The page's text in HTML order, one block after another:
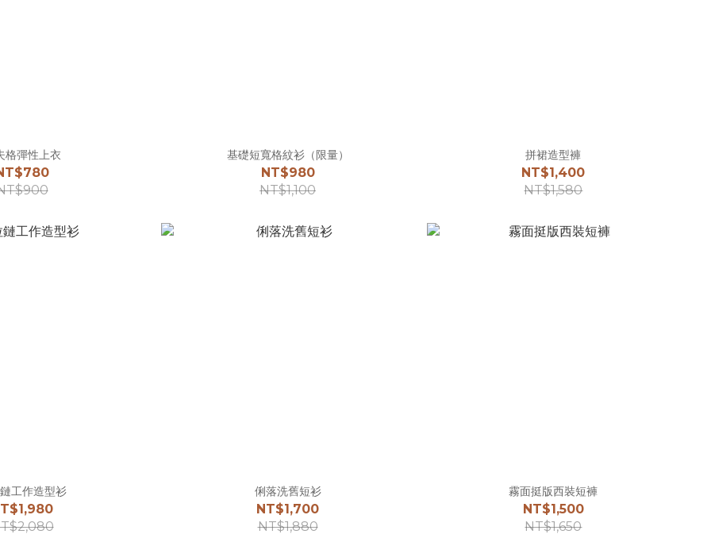
格彈性上衣 基礎短寬格紋衫（限量）
NT$980
NT$1,100
拼裙造型褲
NT$1,400
NT$1,580
工作造型衫 俐落洗舊短衫
NT$1,700
NT$1,880
霧面挺版西裝短褲
NT$1,500
NT$1,650